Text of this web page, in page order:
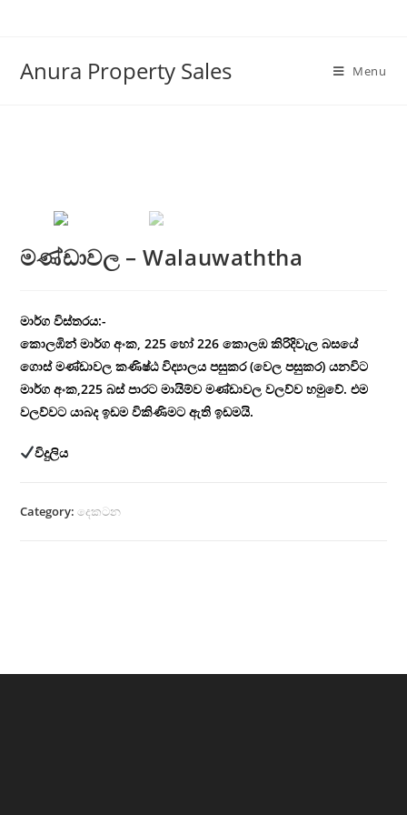
Anura Property Sales Menu
මණ්ඩාවල – Walauwaththa
මාර්ග විස්තරය:-
කොලඹින් මාර්ග අංක, 225 හෝ 226 කොලඹ කිරිදිවැල බසයේ
ගොස් මණ්ඩාවල කණිෂ්ඨ විද්‍යාලය පසුකර (වෙල පසුකර) යනවිට
මාර්ග අංක,225 බස් පාරට මායිම්ව මණ්ඩාවල වලව්ව හමුවේ. එම
වලව්වට යාබද ඉඩම විකිණිමට ඇති ඉඩමයි.
විදුලිය
Category:දෙකටන